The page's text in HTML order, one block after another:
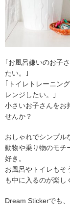
｢お風呂嫌いのお子
たい。｣
｢トイレトレーニン
レンジしたい。｣
小さいお子さんをお
せんか？
おしゃれでシンプル
動物や乗り物のモチ
好き。
お風呂やトイレもそ
も中に入るのが楽し
Dream Stickerでも